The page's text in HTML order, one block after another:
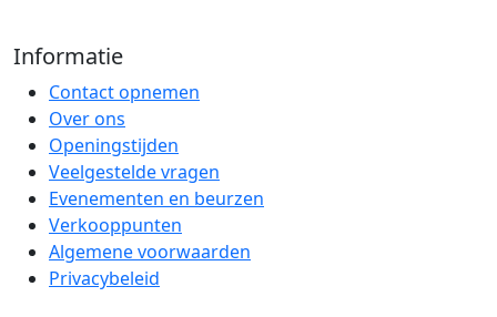
Informatie
Contact opnemen
Over ons
Openingstijden
Veelgestelde vragen
Evenementen en beurzen
Verkooppunten
Algemene voorwaarden
Privacybeleid